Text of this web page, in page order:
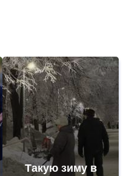
Такую зиму в